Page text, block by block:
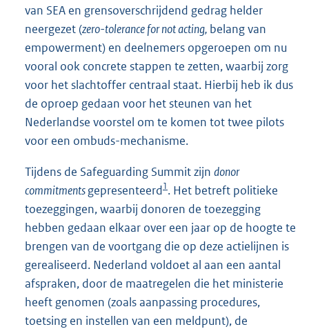
van SEA en grensoverschrijdend gedrag helder
neergezet (zero-tolerance for not acting, belang van
empowerment) en deelnemers opgeroepen om nu
vooral ook concrete stappen te zetten, waarbij zorg
voor het slachtoffer centraal staat. Hierbij heb ik dus
de oproep gedaan voor het steunen van het
Nederlandse voorstel om te komen tot twee pilots
voor een ombuds-mechanisme.
Tijdens de Safeguarding Summit zijn donor
commitmentsgepresenteerd1. Het betreft politieke
toezeggingen, waarbij donoren de toezegging
hebben gedaan elkaar over een jaar op de hoogte te
brengen van de voortgang die op deze actielijnen is
gerealiseerd. Nederland voldoet al aan een aantal
afspraken, door de maatregelen die het ministerie
heeft genomen (zoals aanpassing procedures,
toetsing en instellen van een meldpunt), de